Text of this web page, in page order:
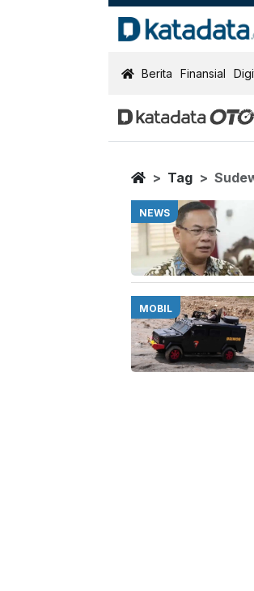
KatadataOTO
Berita Finansial
Berita
Home
Tag
NEWS
MOBIL